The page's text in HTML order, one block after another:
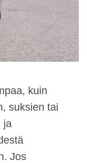
kuin
suksien tai
ja
Jos